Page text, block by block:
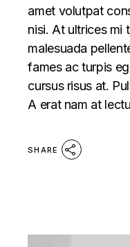
amet volutpat
nisi. At ultrices mi
malesuada
fames ac turpis
cursus risus at.
A erat nam at
SHARE